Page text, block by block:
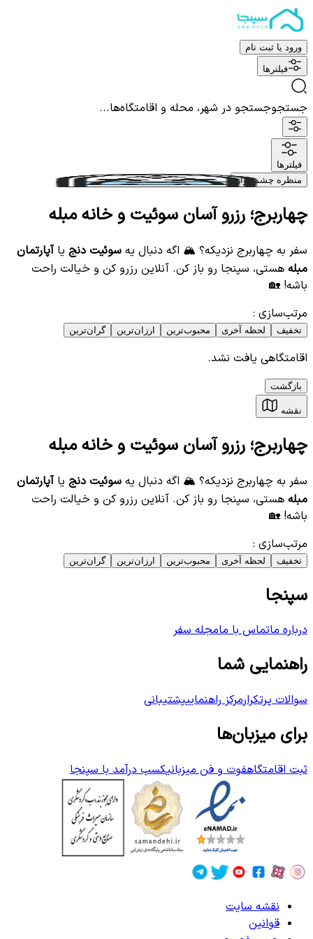
ورود یا ثبت نام
فیلترها
جستجوجستجو در شهر، محله و اقامتگاه‌ها...
فیلترها
منظره چشم نواز
چهاربرج؛ رزرو آسان سوئیت و خانه مبله
سفر به چهاربرج نزدیکه؟ 🏔️ اگه دنبال یه سوئیت دنج یاآپارتمان
مبله هستی، سپنجا رو باز کن. آنلاین رزرو کن و خیالت راحت
باشه! 🏡
مرتب‌سازی :
تخفیف لحظه آخری محبوب‌ترین ارزان‌ترین گران‌ترین
اقامتگاهی یافت نشد.
بازگشت
نقشه
چهاربرج؛ رزرو آسان سوئیت و خانه مبله
سفر به چهاربرج نزدیکه؟ 🏔️ اگه دنبال یه سوئیت دنج یاآپارتمان
مبله هستی، سپنجا رو باز کن. آنلاین رزرو کن و خیالت راحت
باشه! 🏡
مرتب‌سازی :
تخفیف لحظه آخری محبوب‌ترین ارزان‌ترین گران‌ترین
سپنجا
درباره ماتماس با مامجله سفر
راهنمایی شما
سوالات پرتکرارمرکز راهنماییپشتیبانی
برای میزبان‌ها
ثبت اقامتگاهفوت و فن میزبانیکسب درآمد با سپنجا
نقشه سایت
قوانین